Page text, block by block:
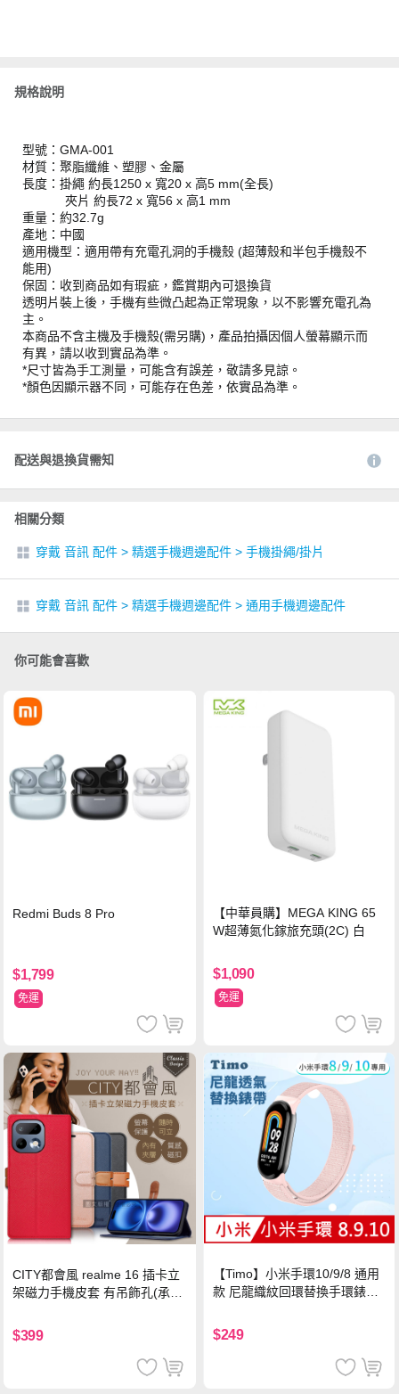
規格說明
型號：GMA-001
材質：聚脂纖維、塑膠、金屬
長度：掛繩 約長1250 x 寬20 x 高5 mm(全長)
夾片 約長72 x 寬56 x 高1 mm
重量：約32.7g
產地：中國
適用機型：適用帶有充電孔洞的手機殼 (超薄殼和半包手機殼不
能用)
保固：收到商品如有瑕疵，鑑賞期內可退換貨
透明片裝上後，手機有些微凸起為正常現象，以不影響充電孔為
主。
本商品不含主機及手機殼(需另購)，產品拍攝因個人螢幕顯示而
有異，請以收到實品為準。
*尺寸皆為手工測量，可能含有誤差，敬請多見諒。
*顏色因顯示器不同，可能存在色差，依實品為準。
配送與退換貨需知
相關分類
穿戴 音訊 配件 > 精選手機週邊配件 > 手機掛繩/掛片
穿戴 音訊 配件 > 精選手機週邊配件 > 通用手機週邊配件
你可能會喜歡
Redmi Buds 8 Pro
$1,799
免運
【中華員購】MEGA KING 65
W超薄氮化鎵旅充頭(2C) 白
$1,090
免運
CITY都會風 realme 16 插卡立
架磁力手機皮套 有吊飾孔(承諾
$399
【Timo】小米手環10/9/8 通用
款 尼龍織紋回環替換手環錶帶-
$249